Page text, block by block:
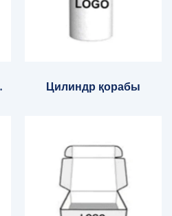
Цилиндр қорабы